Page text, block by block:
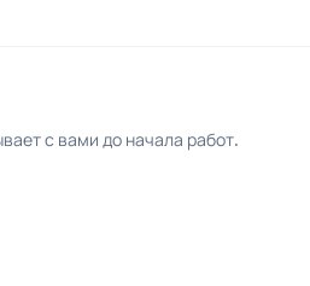
с вами до начала работ.